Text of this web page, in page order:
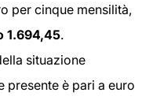
per cinque mensilità,
1.694,45.
situazione
presente è pari a euro